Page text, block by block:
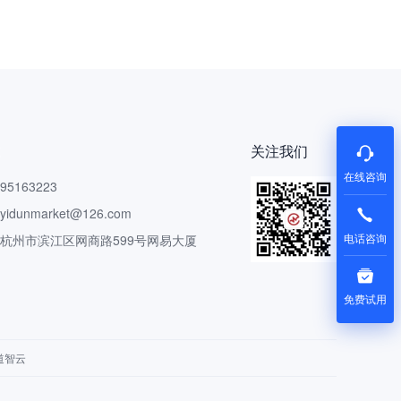
州市滨江区网商路599号网易大厦
关注我们
智云
在线咨询
电话咨询
免费试用